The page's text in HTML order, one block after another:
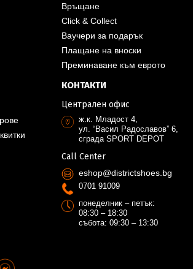
Връщане
Click & Collect
Ваучери за подарък
Плащане на вноски
Преминаване към еврото
КОНТАКТИ
Централен офис
ж.к. Младост 4,
ул. “Васил Радославов” 6,
сграда SPORT DEPOT
Call Center
eshop@districtshoes.bg
0701 91009
понеделник – петък:
08:30 – 18:30
събота: 09:30 – 13:30